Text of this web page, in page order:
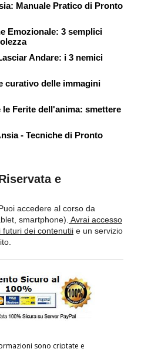
Manuale Pratico di Pronto
Emozionale: 3 semplici
Andare: i 3 nemici
curativo delle immagini
le Ferite dell'anima: smettere
- Tecniche di Pronto
e
accedere al corso da
smartphone). Avrai accesso
dei contenutii e un servizio
sono criptate e